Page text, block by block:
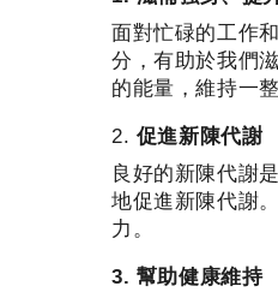
面對忙碌的工作
分，有助於我們
的能量，維持一
2. 促進新陳代謝
良好的新陳代謝
地促進新陳代謝
力。
3. 幫助健康維持